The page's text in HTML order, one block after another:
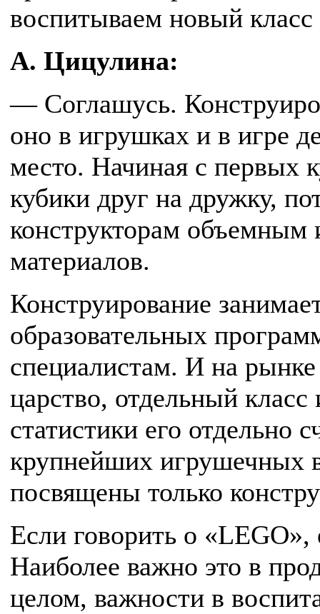
воспитываем новый
А. Цицулина:
— Соглашусь.
оно в игрушках и в игре
место. Начиная с первых
кубики друг на дружку,
конструкторам
материалов.
Конструирование
образовательных
специалистам. И на
царство, отдельный
статистики его отдельно
крупнейших игрушечных
посвящены только
Если говорить о «LEGO»,
Наиболее важно это в
целом, важности в